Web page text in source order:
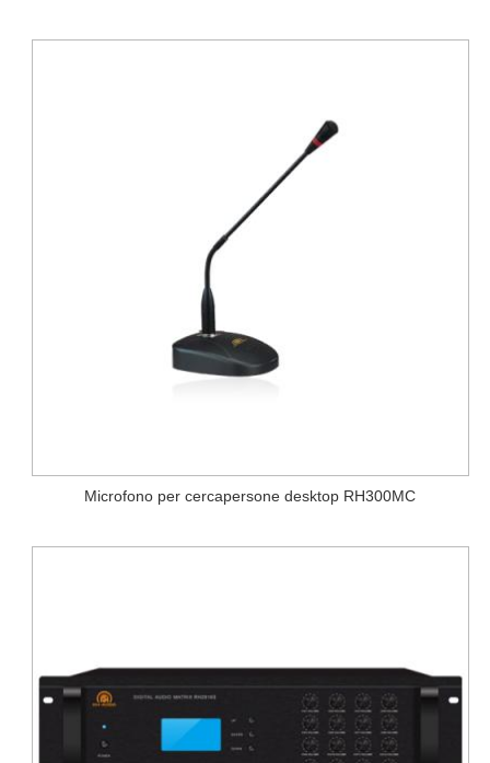
Microfono per cercapersone desktop RH300MC